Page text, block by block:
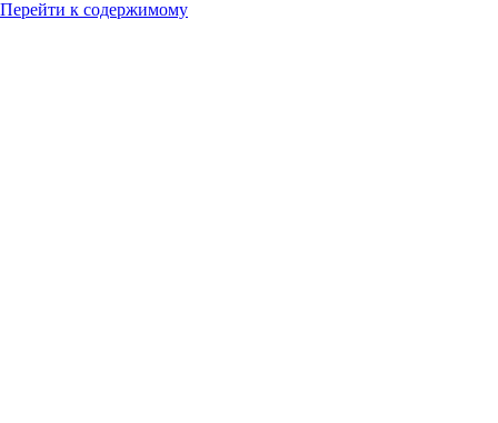
Перейти к содержимому